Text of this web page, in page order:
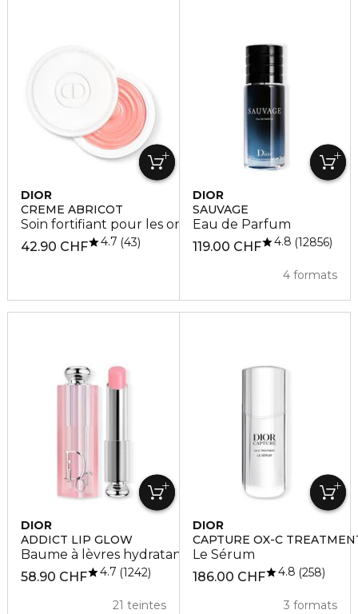
DIOR
CREME ABRICOT
Soin fortifiant pour les ongles
42.90 CHF
4.7 43
DIOR
SAUVAGE
Eau de Parfum
119.00 CHF
4 formats
4.8 12856
DIOR
ADDICT LIP GLOW
Baume à lèvres hydratant 48 h
58.90 CHF
21 teintes
4.7 1242
DIOR
CAPTURE OX-C
Le Sérum
186.00 CHF
3 formats
4.8 258